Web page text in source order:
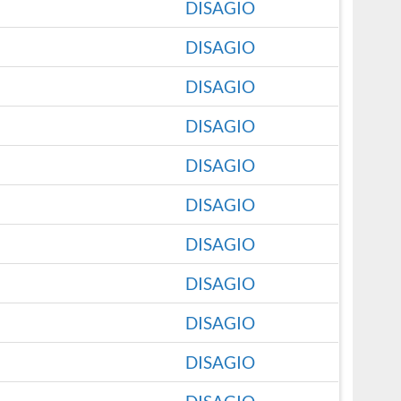
DISAGIO
DISAGIO
DISAGIO
DISAGIO
DISAGIO
DISAGIO
DISAGIO
DISAGIO
DISAGIO
DISAGIO